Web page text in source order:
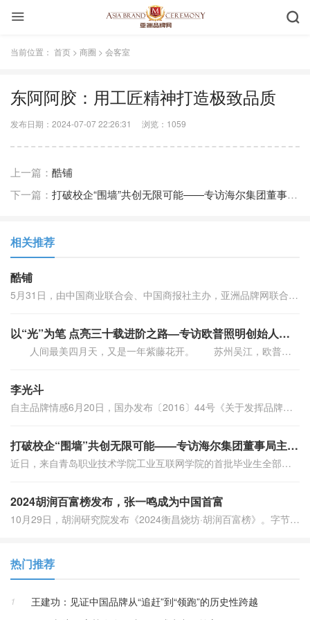
搜索
当前位置： 首页 > 商圈 > 会客室
东阿阿胶：用工匠精神打造极致品质
发布日期：2024-07-07 22:26:31 浏览： 1059
上一篇： 酷铺
下一篇： 打破校企“围墙”共创无限可能——专访海尔集团董事局主席、首席执行官周云杰
相关推荐
酷铺
5月31日，由中国商业联合会、中国商报社主办，亚洲品牌网联合主办的第五届中国商业创新大会暨2017中国品牌500强发布会在京隆重举行。酷铺商贸以酷铺为核心品牌，
以“光”为笔 点亮三十载进阶之路—专访欧普照明创始人、总裁马秀慧
人间最美四月天，又是一年紫藤花开。 苏州吴江，欧普照明全球研发中心的紫藤长廊下，淡紫色的花穗如瀑布般垂落，在春日暖阳中投下斑驳光影。恰如这家企业走过的三十
李光斗
自主品牌情感6月20日，国办发布〔2016〕44号《关于发挥品牌引领作用推动供需结构升级的意见》特别提出设立“中国品牌日”，大力宣传知名自主品牌，培养消费者自主
打破校企“围墙”共创无限可能——专访海尔集团董事局主席、首席执行官周云杰
近日，来自青岛职业技术学院工业互联网学院的首批毕业生全部走上工作岗位。他们有一个共同的身份，那就是海尔卡奥斯与青岛职业技术学院联合培养的首批“定制人才”。如今，
2024胡润百富榜发布，张一鸣成为中国首富
10月29日，胡润研究院发布《2024衡昌烧坊·胡润百富榜》。字节跳动41岁的张一鸣财富比去年增长1050亿元，以3500亿元第一次成为中国首富，他是过去26年
热门推荐
1 王建功：见证中国品牌从“追赶”到“领跑”的历史性跨越